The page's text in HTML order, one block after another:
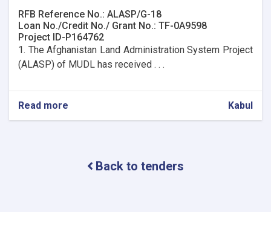
RFB Reference No.: ALASP/G-18
Loan No./Credit No./ Grant No.: TF-0A9598
Project ID-P164762
1. The Afghanistan Land Administration System Project
(ALASP) of MUDL has received . . .
Read more
Procurement
Kabul
Back to tenders